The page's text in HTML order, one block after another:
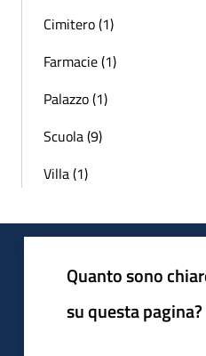
Cimitero (1)
Farmacie (1)
Palazzo (1)
Scuola (9)
Villa (1)
Quanto sono
su questa pagina?